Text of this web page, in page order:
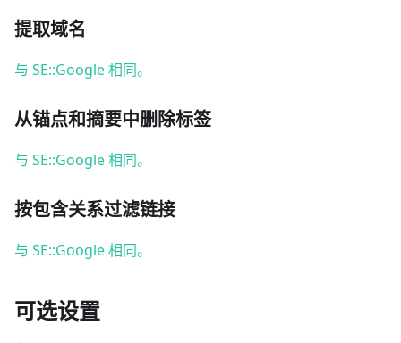
提取域名
与 SE::Google 相同。
从锚点和摘要中删除标签
与 SE::Google 相同。
按包含关系过滤链接
与 SE::Google 相同。
可选设置